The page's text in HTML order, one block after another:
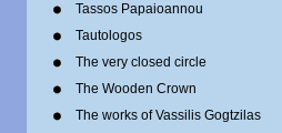
Tassos Papaioannou
Tautologos
The very closed circle
The Wooden Crown
The works of Vassilis Gogtzilas